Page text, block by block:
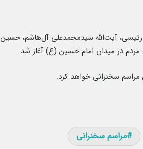
آیت‌الله سیدمحمدعلی آل‌هاشم، حسین
مردم در میدان امام حسین (ع) آغاز شد.
مراسم سخنرانی خواهد کرد.
مراسم سخنرانی